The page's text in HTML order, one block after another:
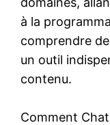
à la
comprendre
un outil
contenu.
Comment